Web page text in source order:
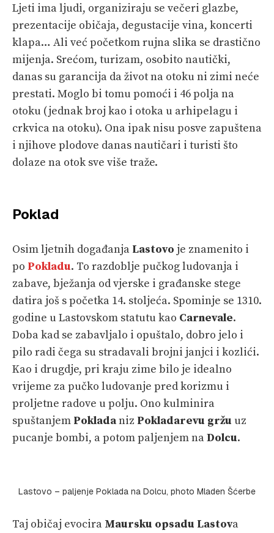
Ljeti ima ljudi, organiziraju se večeri glazbe,
prezentacije običaja, degustacije vina, koncerti
klapa… Ali već početkom rujna slika se drastično
mijenja. Srećom, turizam, osobito nautički,
danas su garancija da život na otoku ni zimi neće
prestati. Moglo bi tomu pomoći i 46 polja na
otoku (jednak broj kao i otoka u arhipelagu i
crkvica na otoku). Ona ipak nisu posve zapuštena
i njihove plodove danas nautičari i turisti što
dolaze na otok sve više traže.
Poklad
Osim ljetnih događanja Lastovo je znamenito i
po Pokladu. To razdoblje pučkog ludovanja i
zabave, bježanja od vjerske i građanske stege
datira još s početka 14. stoljeća. Spominje se 1310.
godine u Lastovskom statutu kao Carnevale.
Doba kad se zabavljalo i opuštalo, dobro jelo i
pilo radi čega su stradavali brojni janjci i kozlići.
Kao i drugdje, pri kraju zime bilo je idealno
vrijeme za pučko ludovanje pred korizmu i
proljetne radove u polju. Ono kulminira
spuštanjem Pokladaniz Pokladarevu gržu uz
pucanje bombi, a potom paljenjem naDolcu.
Lastovo – paljenje Poklada na Dolcu, photo Mladen Šćerbe
Taj običaj evocira Maursku opsadu Lastova